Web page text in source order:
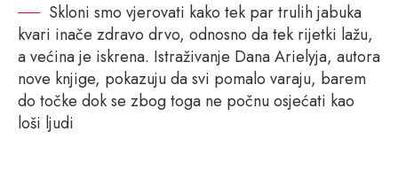
Skloni smo vjerovati kako tek par trulih jabuka
kvari inače zdravo drvo, odnosno da tek rijetki lažu,
a većina je iskrena. Istraživanje Dana Arielyja, autora
nove knjige, pokazuju da svi pomalo varaju, barem
do točke dok se zbog toga ne počnu osjećati kao
loši ljudi